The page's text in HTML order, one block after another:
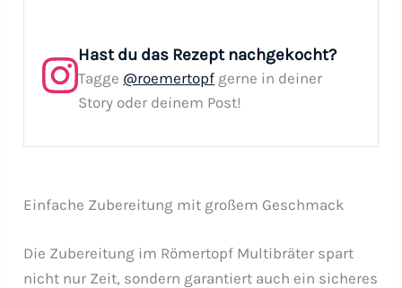
Hast du das Rezept nachgekocht?
Tagge @roemertopf gerne in deiner
Story oder deinem Post!
Einfache Zubereitung mit großem Geschmack
Die Zubereitung im Römertopf Multibräter spart
nicht nur Zeit, sondern garantiert auch ein sicheres